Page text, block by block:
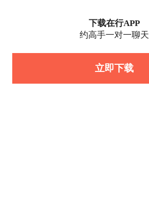
下载在行APP
约高手一对一聊天
立即下载